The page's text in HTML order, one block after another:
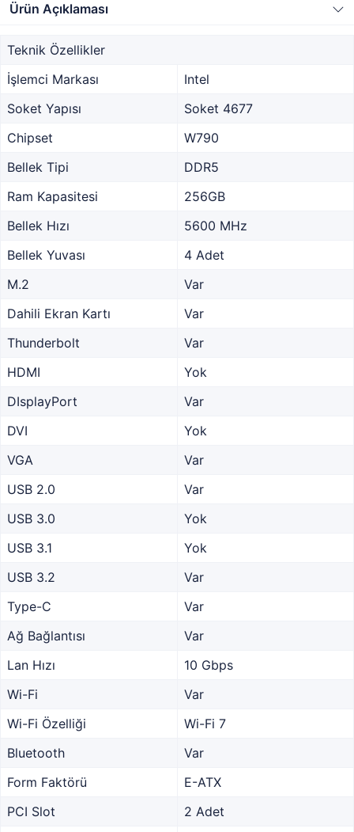
Ürün Açıklaması
Teknik Özellikler
İşlemci Markası
Intel
Soket Yapısı
Soket 4677
Chipset
W790
Bellek Tipi
DDR5
Ram Kapasitesi
256GB
Bellek Hızı
5600 MHz
Bellek Yuvası
4 Adet
M.2
Var
Dahili Ekran Kartı
Var
Thunderbolt
Var
HDMI
Yok
DIsplayPort
Var
DVI
Yok
VGA
Var
USB 2.0
Var
USB 3.0
Yok
USB 3.1
Yok
USB 3.2
Var
Type-C
Var
Ağ Bağlantısı
Var
Lan Hızı
10 Gbps
Wi-Fi
Var
Wi-Fi Özelliği
Wi-Fi 7
Bluetooth
Var
Form Faktörü
E-ATX
PCI Slot
2 Adet